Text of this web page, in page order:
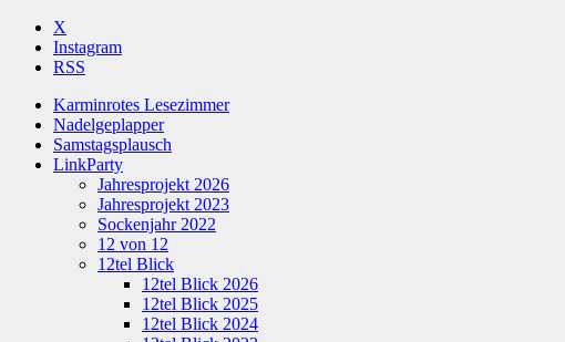
X
Instagram
RSS
Karminrotes Lesezimmer
Nadelgeplapper
Samstagsplausch
LinkParty
Jahresprojekt 2026
Jahresprojekt 2023
Sockenjahr 2022
12 von 12
12tel Blick
12tel Blick 2026
12tel Blick 2025
12tel Blick 2024